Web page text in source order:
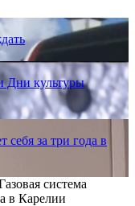
Дни культуры
себя за три года в
система
в Карелии